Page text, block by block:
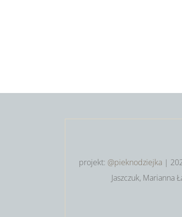
projekt: @pieknodziejka |
Jaszczuk, Marianna